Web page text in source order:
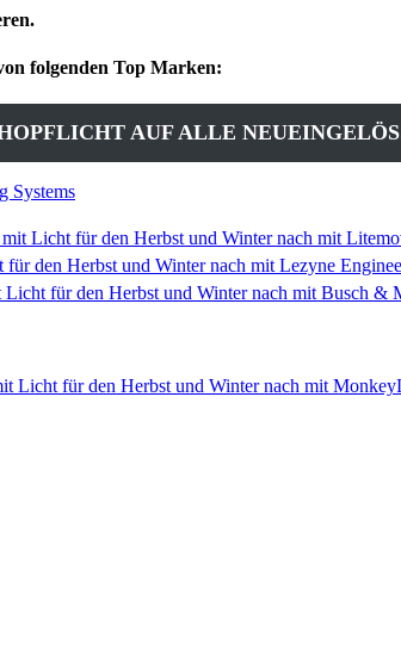
folgenden Top Marken:
AUF ALLE